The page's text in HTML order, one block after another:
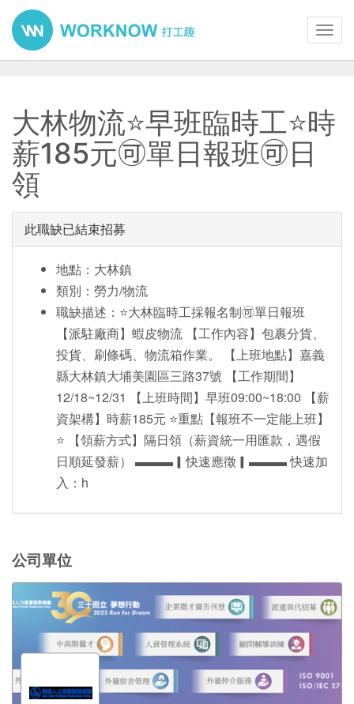
大林物流⭐️早班臨時工⭐️時
薪185元🉑單日報班🉑日
領
此職缺已結束招募
地點：大林鎮
類別：勞力/物流
職缺描述：⭐️大林臨時工採報名制🉑單日報班
【派駐廠商】蝦皮物流 【工作內容】包裹分貨、
投貨、刷條碼、物流箱作業。 【上班地點】嘉義
縣大林鎮大埔美園區三路37號 【工作期間】
12/18~12/31 【上班時間】早班09:00~18:00 【薪
資架構】時薪185元 ⭐️重點【報班不一定能上班】
⭐️ 【領薪方式】隔日領（薪資統一用匯款，遇假
日順延發薪） ▬▬▬▎快速應徵▎▬▬▬ 快速加
入：h
公司單位